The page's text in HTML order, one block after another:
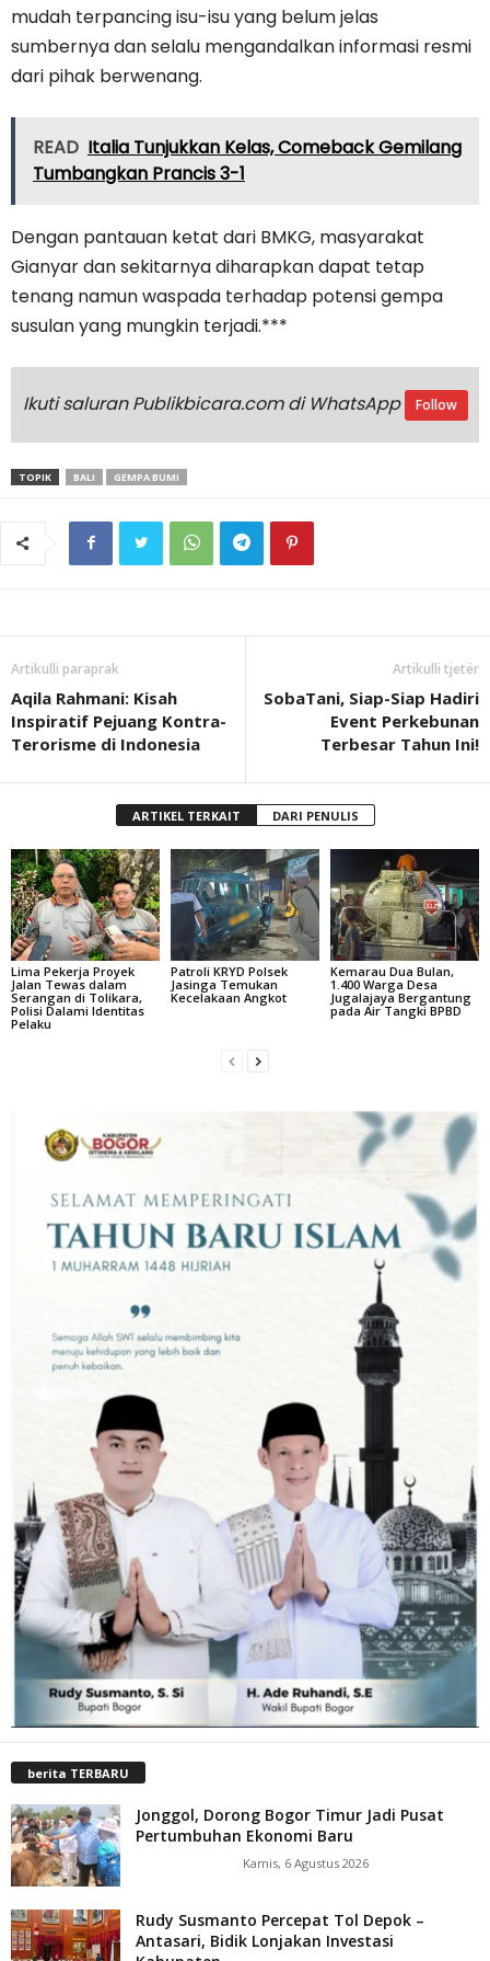
mudah terpancing isu-isu yang belum jelas
sumbernya dan selalu mengandalkan informasi resmi
dari pihak berwenang.
READ Italia Tunjukkan Kelas, Comeback Gemilang
Tumbangkan Prancis 3-1
Dengan pantauan ketat dari BMKG, masyarakat
Gianyar dan sekitarnya diharapkan dapat tetap
tenang namun waspada terhadap potensi gempa
susulan yang mungkin terjadi.***
Ikuti saluran Publikbicara.com di WhatsApp Follow
TOPIK BALI GEMPA BUMI
Artikulli paraprak
Aqila Rahmani: Kisah
Inspiratif Pejuang Kontra-
Terorisme di Indonesia
Artikulli tjetër
SobaTani, Siap-Siap Hadiri
Event Perkebunan
Terbesar Tahun Ini!
ARTIKEL TERKAIT DARI PENULIS
Lima Pekerja Proyek
Jalan Tewas dalam
Serangan di Tolikara,
Polisi Dalami Identitas
Pelaku
Patroli KRYD Polsek
Jasinga Temukan
Kecelakaan Angkot
Kemarau Dua Bulan,
1.400 Warga Desa
Jugalajaya Bergantung
pada Air Tangki BPBD
berita TERBARU
Jonggol, Dorong Bogor Timur Jadi Pusat
Pertumbuhan Ekonomi Baru
Kamis, 6 Agustus 2026
Rudy Susmanto Percepat Tol Depok –
Antasari, Bidik Lonjakan Investasi